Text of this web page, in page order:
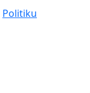
Politiku